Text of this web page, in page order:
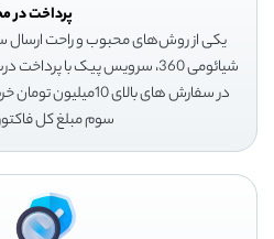
پرداخت در
یکی از روش‌های محبوب و راحت ارسال
شیائومی 360، سرویس پیک با
در سفارش های بالای
سوم مبلغ کل